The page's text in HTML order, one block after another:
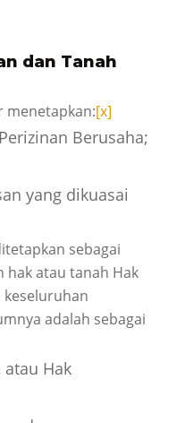
dan Tanah
menetapkan:[x]
Berusaha;
yang dikuasai
sebagai
hak atau tanah Hak
keseluruhan
adalah sebagai
atau Hak